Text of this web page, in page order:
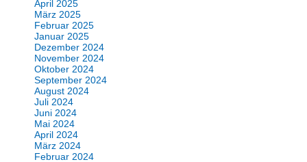
April 2025
März 2025
Februar 2025
Januar 2025
Dezember 2024
November 2024
Oktober 2024
September 2024
August 2024
Juli 2024
Juni 2024
Mai 2024
April 2024
März 2024
Februar 2024